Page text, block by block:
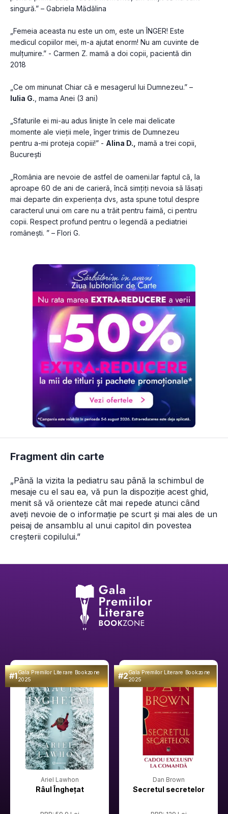
singură.” – Gabriela Mădălina
„Femeia aceasta nu este un om, este un ÎNGER! Este
medicul copiilor mei, m-a ajutat enorm! Nu am cuvinte de
mulțumire.” - Carmen Z. mamă a doi copii, pacientă din
2018
Iulia G. , mama Anei (3 ani)
„Sfaturile ei mi-au adus liniște în cele mai delicate
momente ale vieții mele, înger trimis de Dumnezeu
pentru a-mi proteja copiii!” - Alina D., mamă a trei copii,
București
„România are nevoie de astfel de oameni.Iar faptul că, la
aproape 60 de ani de carieră, încă simțiți nevoia să lăsați
mai departe din experiența dvs, asta spune totul despre
caracterul unui om care nu a trăit pentru faimă, ci pentru
copii. Respect profund pentru o legendă a pediatriei
românești. ” – Flori G.
Fragment din carte
„Până la vizita la pediatru sau până la schimbul de
mesaje cu el sau ea, vă pun la dispoziție acest ghid,
menit să vă orienteze cât mai repede atunci când
aveți nevoie de o informație pe scurt și mai ales de un
peisaj de ansamblu al unui capitol din povestea
creșterii copilului.”
#1Gala Premilor Literare Bookzone
2025
Ariel Lawhon
Râul Înghețat
#2Gala Premilor Literare Bookzone
2025
Dan Brown
Secretul secretelor